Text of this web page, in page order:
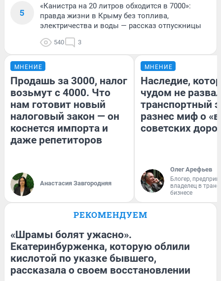
5
«Канистра на 20 литров обходится в 7000»:
правда жизни в Крыму без топлива,
электричества и воды — рассказ отпускницы
540 3
МНЕНИЕ
Продашь за 3000, налог
возьмут с 4000. Что
нам готовит новый
налоговый закон — он
коснется импорта и
даже репетиторов
Анастасия Завгородняя
МНЕНИЕ
Наследие,
чудом не
транспортный
разнес миф о
советских
Олег Арефьев
Блогер,
владелец в
бизнесе
РЕКОМЕНДУЕМ
«Шрамы болят ужасно».
Екатеринбурженка, которую облили
кислотой по указке бывшего,
рассказала о своем восстановлении